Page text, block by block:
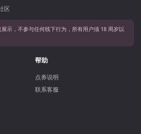
区
示，不参与任何线下行为，所有用户须 18 周岁以
帮助
点券说明
联系客服